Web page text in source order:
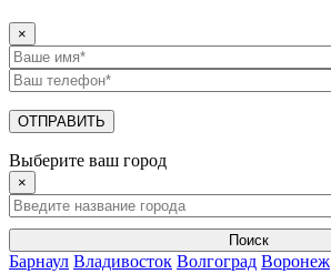
×
Выберите ваш город
×
Поиск
Барнаул Владивосток Волгоград Воронеж